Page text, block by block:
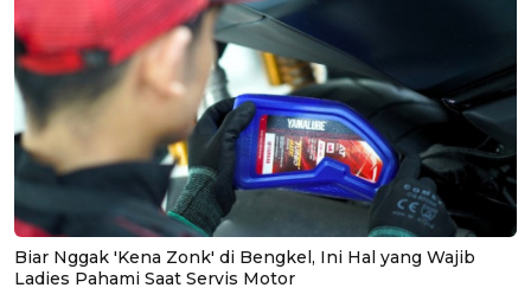
Biar Nggak 'Kena Zonk' di Bengkel, Ini Hal yang Wajib
Ladies Pahami Saat Servis Motor